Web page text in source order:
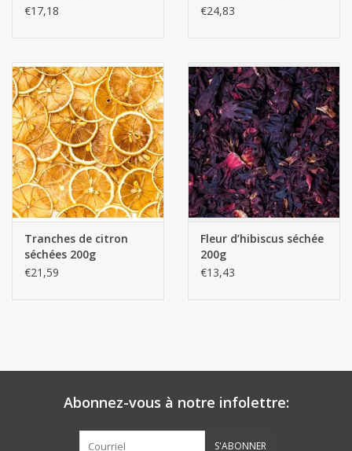
€17,18
€24,83
Tranches de citron
séchées 200g
€21,59
Fleur d’hibiscus séchée
200g
€13,43
Abonnez-vous à notre infolettre:
S'ABONNER